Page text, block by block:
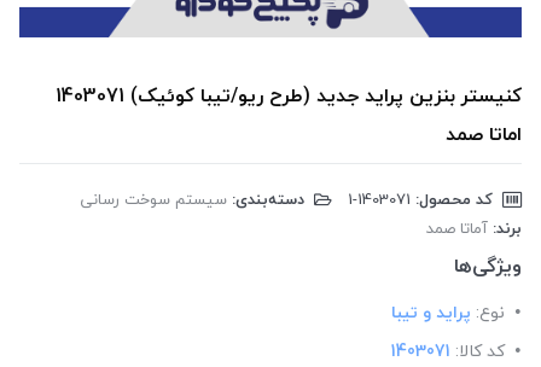
کنیستر بنزین پراید جدید (طرح ریو/تیبا کوئیک) 1403071
اماتا صمد
کد محصول: دسته‌بندی: سیستم سوخت رسانی
برند: آماتا صمد
ویژگی‌ها
نوع: پراید و تیبا
کد کالا: 1403071